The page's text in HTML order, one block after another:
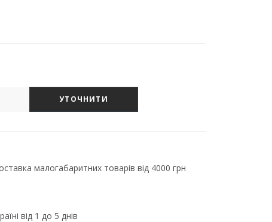
УТОЧНИТИ
малогабаритних товарів від 4000 грн
від 1 до 5 днів